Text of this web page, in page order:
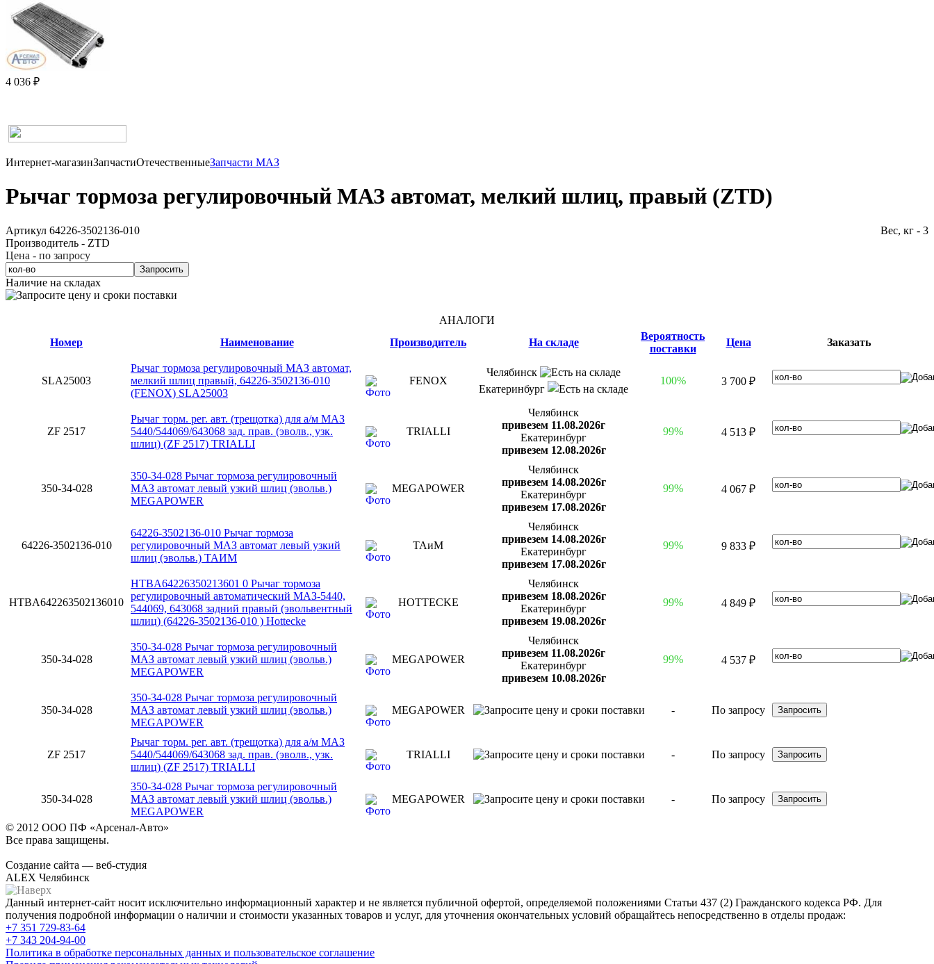
4 036 ₽
Интернет-магазинЗапчастиОтечественныеЗапчасти МАЗ
Рычаг тормоза регулировочный МАЗ автомат, мелкий шлиц, правый (ZTD)
Артикул 64226-3502136-010
Производитель - ZTD
Вес, кг - 3
Цена - по запросу
Запросить
Наличие на складах
АНАЛОГИ
Номер
Наименование Производитель На складе
Вероятность
поставки
Цена Заказать
SLA25003
Рычаг тормоза регулировочный МАЗ автомат,
мелкий шлиц правый, 64226-3502136-010
(FENOX) SLA25003
FENOX
Челябинск
Екатеринбург
100% 3 700 ₽
ZF 2517
Рычаг торм. рег. авт. (трещотка) для а/м МАЗ
5440/544069/643068 зад. прав. (эволв., узк.
шлиц) (ZF 2517) TRIALLI
TRIALLI
Челябинск
привезем 11.08.2026г
Екатеринбург
привезем 12.08.2026г
99% 4 513 ₽
350-34-028
350-34-028 Рычаг тормоза регулировочный
МАЗ автомат левый узкий шлиц (эвольв.)
MEGAPOWER
MEGAPOWER
Челябинск
привезем 14.08.2026г
Екатеринбург
привезем 17.08.2026г
99% 4 067 ₽
64226-3502136-010
64226-3502136-010 Рычаг тормоза
регулировочный МАЗ автомат левый узкий
шлиц (эвольв.) ТАИМ
ТАиМ
Челябинск
привезем 14.08.2026г
Екатеринбург
привезем 17.08.2026г
99% 9 833 ₽
HTBA642263502136010
HTBA64226350213601 0 Рычаг тормоза
регулировочный автоматический МАЗ-5440,
544069, 643068 задний правый (эвольвентный
шлиц) (64226-3502136-010 ) Hottecke
HOTTECKE
Челябинск
привезем 18.08.2026г
Екатеринбург
привезем 19.08.2026г
99% 4 849 ₽
350-34-028
350-34-028 Рычаг тормоза регулировочный
МАЗ автомат левый узкий шлиц (эвольв.)
MEGAPOWER
MEGAPOWER
Челябинск
привезем 11.08.2026г
Екатеринбург
привезем 10.08.2026г
99% 4 537 ₽
350-34-028
350-34-028 Рычаг тормоза регулировочный
МАЗ автомат левый узкий шлиц (эвольв.)
MEGAPOWER
MEGAPOWER - По запросу
ZF 2517
Рычаг торм. рег. авт. (трещотка) для а/м МАЗ
5440/544069/643068 зад. прав. (эволв., узк.
шлиц) (ZF 2517) TRIALLI
TRIALLI - По запросу
350-34-028
350-34-028 Рычаг тормоза регулировочный
МАЗ автомат левый узкий шлиц (эвольв.)
MEGAPOWER
MEGAPOWER - По запросу
© 2012 ООО ПФ «Арсенал-Авто»
Все права защищены.
Создание сайта — веб-студия
ALEX Челябинск
Данный интернет-сайт носит исключительно информационный характер и не является публичной офертой, определяемой положениями Статьи 437 (2) Гражданского кодекса РФ. Для
получения подробной информации о наличии и стоимости указанных товаров и услуг, для уточнения окончательных условий обращайтесь непосредственно в отделы продаж:
+7 351 729-83-64
+7 343 204-94-00
Политика в обработке персональных данных и пользовательское соглашение